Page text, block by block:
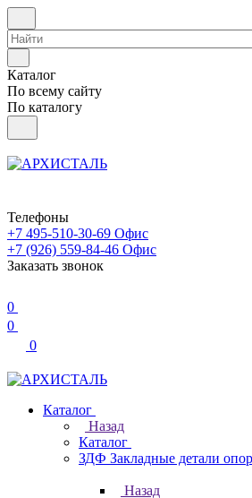
Каталог
По всему сайту
По каталогу
Телефоны
+7 495-510-30-69 Офис
+7 (926) 559-84-46 Офис
Заказать звонок
0
0
0
Каталог
Назад
Каталог
ЗДФ Закладные детали
Назад